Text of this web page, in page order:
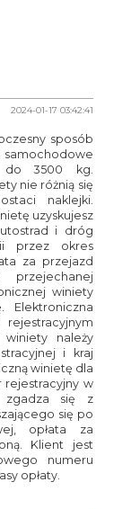
2024-01-17 03:42:41
sposób
samochodowe
do 3500 kg.
nie różnią się
naklejki.
uzyskujesz
i dróg
przez okres
za przejazd
winiety
Elektroniczna
należy
i kraj
winietę dla
rejestracyjny w
zgadza się z
się po
opłata za
Klient jest
numeru
opłaty.